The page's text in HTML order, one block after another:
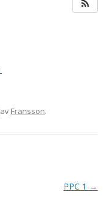
av Fransson.
PPC 1 →